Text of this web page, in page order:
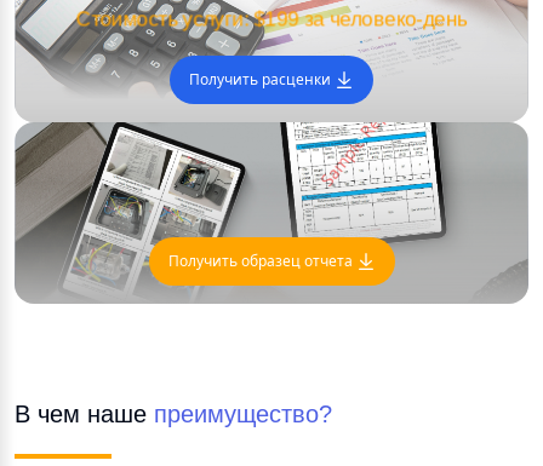
Стоимость услуги: $199 за человеко-день
Получить расценки
Получить образец отчета
В чем наше преимущество?